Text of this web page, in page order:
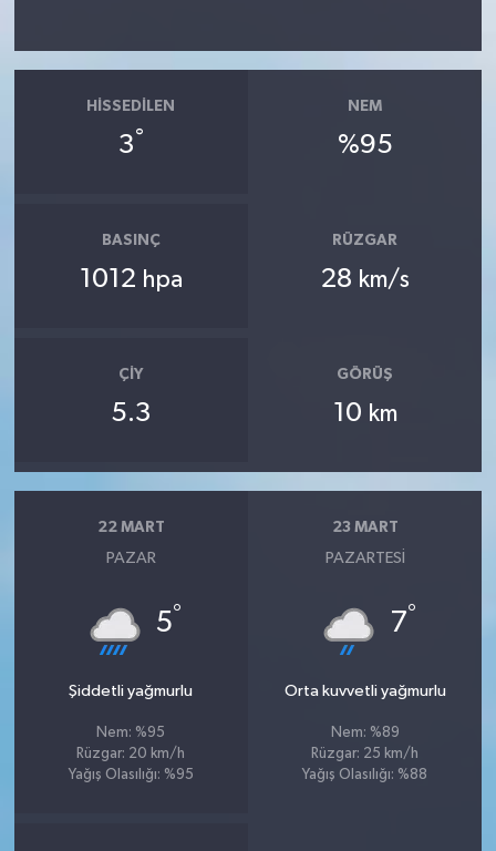
HISSEDILEN
3°
NEM
%95
BASINÇ
1012 hpa
RÜZGAR
28 km/s
ÇIY
5.3
GÖRÜŞ
10 km
22 MART
PAZAR
5°
Şiddetli yağmurlu
Nem: %95
Rüzgar: 20 km/h
Yağış Olasılığı: %95
23 MART
PAZARTESI
7°
Orta kuvvetli yağmurlu
Nem: %89
Rüzgar: 25 km/h
Yağış Olasılığı: %88